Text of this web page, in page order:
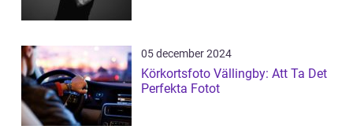
05 december 2024
Körkortsfoto Vällingby: Att Ta Det
Perfekta Fotot